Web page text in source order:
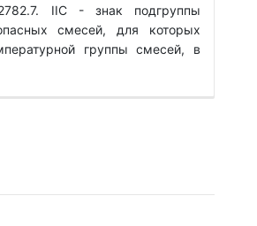
IIС - знак подгруппы
смесей, для которых
группы смесей, в